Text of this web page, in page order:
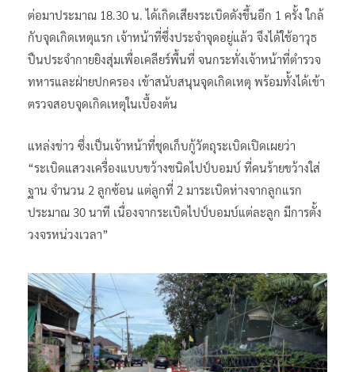
ต่อมาประมาณ 18.30 น. ได้เกิดเสียงระเบิดดังขึ้นอีก 1 ครั้ง ใกล้
กับจุดเกิดเหตุแรก เจ้าหน้าที่ซึ่งประจำจุดอยู่แล้ว จึงได้ใช้อาวุธ
ปืนประจำกายยิงสุ่มเพื่อเคลียร์พื้นที่ จนกระทั่งเจ้าหน้าที่ตำรวจ
ทหารและฝ่ายปกครอง เข้าสนับสนุนจุดเกิดเหตุ พร้อมทั้งได้เข้า
ตรวจสอบจุดเกิดเหตุในเบื้องต้น
แหล่งข่าว ซึ่งเป็นเจ้าหน้าที่ชุดเก็บกู้วัตถุระเบิดเปิดเผยว่า
“ระเบิดแสวงเครื่องแบบขว้างชนิดไปป์บอมบ์ ที่คนร้ายขว้างใส่
ฐาน จำนวน 2 ลูกซ้อน แต่ลูกที่ 2 มาระเบิดห่างจากลูกแรก
ประมาณ 30 นาที เนื่องจากระเบิดไปป์บอมบ์แต่ละลูก มีการตั้ง
วงจรหน่วงเวลา”